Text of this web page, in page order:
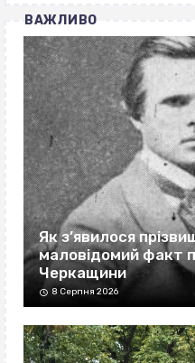
ВАЖЛИВО
Як з’явилося
маловідомий факт
Черкащини
8 Серпня 2026